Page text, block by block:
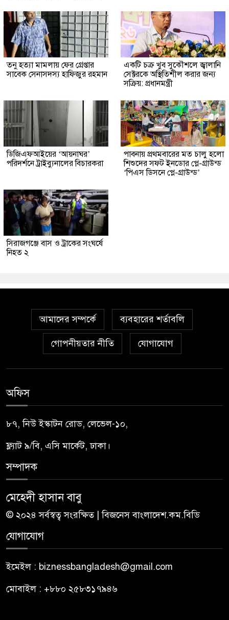
তনু হত্যা মামলায় ফের গ্রেপ্তার
সাবেক সেনাসদস্য হাফিজুর রহমান
একটি চক্র খুব সুকৌশলে জ্বালানি
সেক্টরকে অস্থিতিশীল করার জন্য
সক্রিয়: প্রধানমন্ত্রী
ডিজিএফআইয়ের ‘আয়নাঘর’
পরিদর্শনে ট্রাইব্যুনালের বিচারকরা
পাবনায় প্রথমবারের মত চালু হলো
শিশুদের সফট ইনডোর প্লে-গ্রাউন্ড
‘পিএস ডিসনে প্লে-গ্রাউন্ড’
সিরাজগঞ্জে বাস ও ট্রাকের সংঘর্ষে
নিহত ২
আমাদের সম্পর্কে ব্যবহারের শর্তাবলি
গোপনীয়তার নীতি যোগাযোগ
অফিস
৮৭, নিউ ইস্কাটন রোড, লেভেল-১০,
ফ্ল্যাট ৯/বি, এসি মার্কেট, ঢাকা।
সম্পাদক
মেহেদী হাসান বাবু
© ২০২৪ সর্বস্বত্ব সংরক্ষিত | বিজনেস বাংলাদেশ.কম.বিডি
যোগাযোগ
ইমেইল : biznessbangladesh@gmail.com
মোবাইল : +৮৮০ ২৫৮৩১৭৯৪৬